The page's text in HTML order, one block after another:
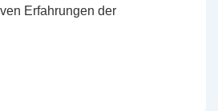
Erfahrungen der